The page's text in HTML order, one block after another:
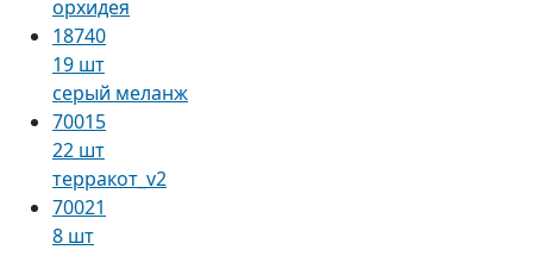
орхидея
18740
19 шт
серый меланж
70015
22 шт
терракот_v2
70021
8 шт